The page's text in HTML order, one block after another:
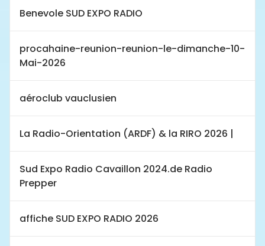
Benevole SUD EXPO RADIO
procahaine-reunion-reunion-le-dimanche-10-
Mai-2026
aéroclub vauclusien
La Radio-Orientation (ARDF) & la RIRO 2026 |
Sud Expo Radio Cavaillon 2024.de Radio
Prepper
affiche SUD EXPO RADIO 2026